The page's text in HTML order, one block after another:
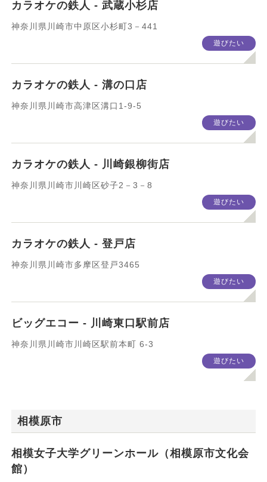
カラオケの鉄人 - 武蔵小杉店
神奈川県川崎市中原区小杉町3－441
遊びたい
カラオケの鉄人 - 溝の口店
神奈川県川崎市高津区溝口1-9-5
遊びたい
カラオケの鉄人 - 川崎銀柳街店
神奈川県川崎市川崎区砂子2－3－8
遊びたい
カラオケの鉄人 - 登戸店
神奈川県川崎市多摩区登戸3465
遊びたい
ビッグエコー - 川崎東口駅前店
神奈川県川崎市川崎区駅前本町 6-3
遊びたい
相模原市
相模女子大学グリーンホール（相模原市文化会
館）